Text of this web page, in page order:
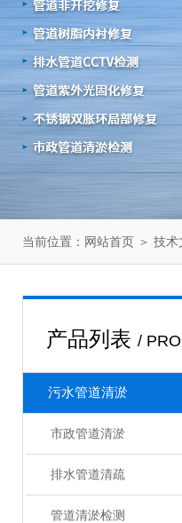
当前位置： 网站首页 ＞ 技术
产品列表 /
污水管道清淤
市政管道清淤
排水管道清疏
管道清淤检测